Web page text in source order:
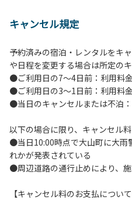
【当キャンプ場利用に際して
２．利用におけるルールを遵
止に努めてください。
３．安全管理上、お子さまの
い。
４．当キャンプ場内を車で移
５．ゴミ（可燃）は指定のゴ
所へ捨ててください。ビン・
ミは持ち帰りお願いします。
６．BBQ及び焚火台の灰につ
７．暴力団等反社会勢力及び
キャンセル規定
予約済みの宿泊・レンタルをキ
や日程を変更する場合は所定の
●ご利用日の7～4日前：利用料
●ご利用日の3～1日前：利用料
●当日のキャンセルまたは不泊
以下の場合に限り、キャンセル料
●当日10:00時点で大山町に大雨
れかが発表されている
●周辺道路の通行止めにより、
【キャンセル料のお支払について